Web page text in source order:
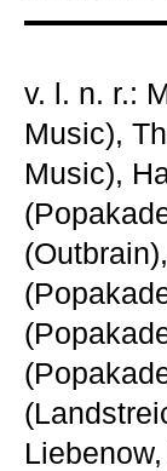
v. l. n. r.:
Music),
Music),